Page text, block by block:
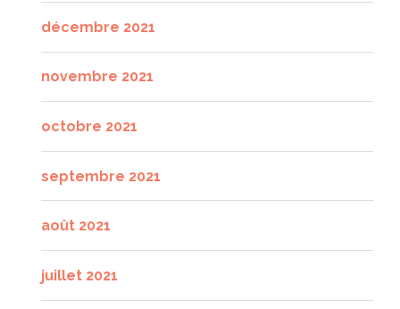
décembre 2021
novembre 2021
octobre 2021
septembre 2021
août 2021
juillet 2021